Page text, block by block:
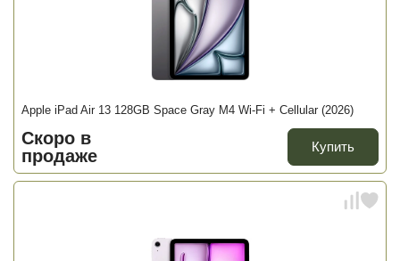
Apple iPad Air 13 128GB Space Gray M4 Wi-Fi + Cellular (2026)
Скоро в
продаже
Купить